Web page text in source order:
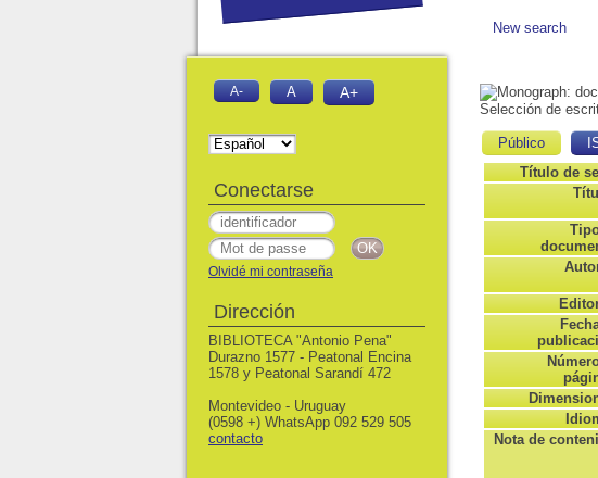
New search
Selección de
Público
Título de
Nota de
A- A A+
Conectarse
Olvidé mi contraseña
Dirección
BIBLIOTECA "Antonio Pena"
Durazno 1577 - Peatonal Encina
1578 y Peatonal Sarandí 472
Montevideo - Uruguay
(0598 +) WhatsApp 092 529 505
contacto